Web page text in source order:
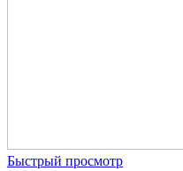
Быстрый просмотр